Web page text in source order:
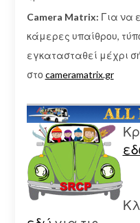
Camera Matrix: Για να
κάμερες υπαίθρου,
εγκατασταθεί μέχρι
στο cameramatrix.gr